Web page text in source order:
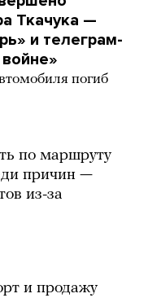
Ткачука —
и телеграм-
погиб
по маршруту
причин —
из-за
и продажу